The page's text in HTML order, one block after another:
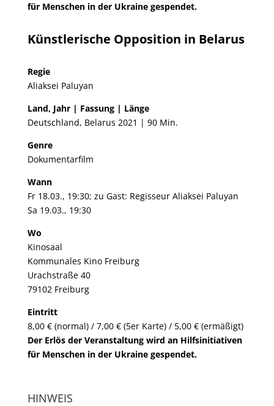
für Menschen in der Ukraine gespendet.
Künstlerische Opposition in Belarus
Regie
Aliaksei Paluyan
Land, Jahr | Fassung | Länge
Deutschland, Belarus 2021 | 90 Min.
Genre
Dokumentarfilm
Wann
Fr 18.03., 19:30; zu Gast: Regisseur Aliaksei Paluyan
Sa 19.03., 19:30
Wo
Kinosaal
Kommunales Kino Freiburg
Urachstraße 40
79102 Freiburg
Eintritt
8,00 € (normal) / 7,00 € (5er Karte) / 5,00 € (ermäßigt)
Der Erlös der Veranstaltung wird an Hilfsinitiativen
für Menschen in der Ukraine gespendet.
HINWEIS